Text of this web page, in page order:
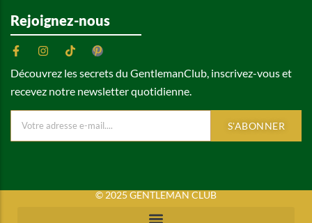
Rejoignez-nous
Découvrez les secrets du GentlemanClub, inscrivez-vous et
recevez notre newsletter quotidienne.
S'ABONNER
© 2025 GENTLEMAN CLUB